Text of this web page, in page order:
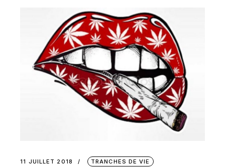
11 JUILLET 2018 TRANCHES DE VIE